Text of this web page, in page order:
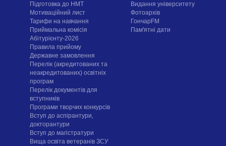
Підготовка до НМТ
Мотиваційний лист
Тарифи на навчання
Приймальна комісія
Абітурієнту-2026
Правила прийому
Державне замовлення
Перелік (акредитованих та
неакредитованих) освітніх
програм
Перелік документів для
вступників
Програми творчих конкурсiв
Вступ до аспірантури,
докторантури
Вступ до магістратури
Вища освіта ветеранів ЗСУ
Видання університету
Фотоархів
ГончарFM
Пам'ятні дати